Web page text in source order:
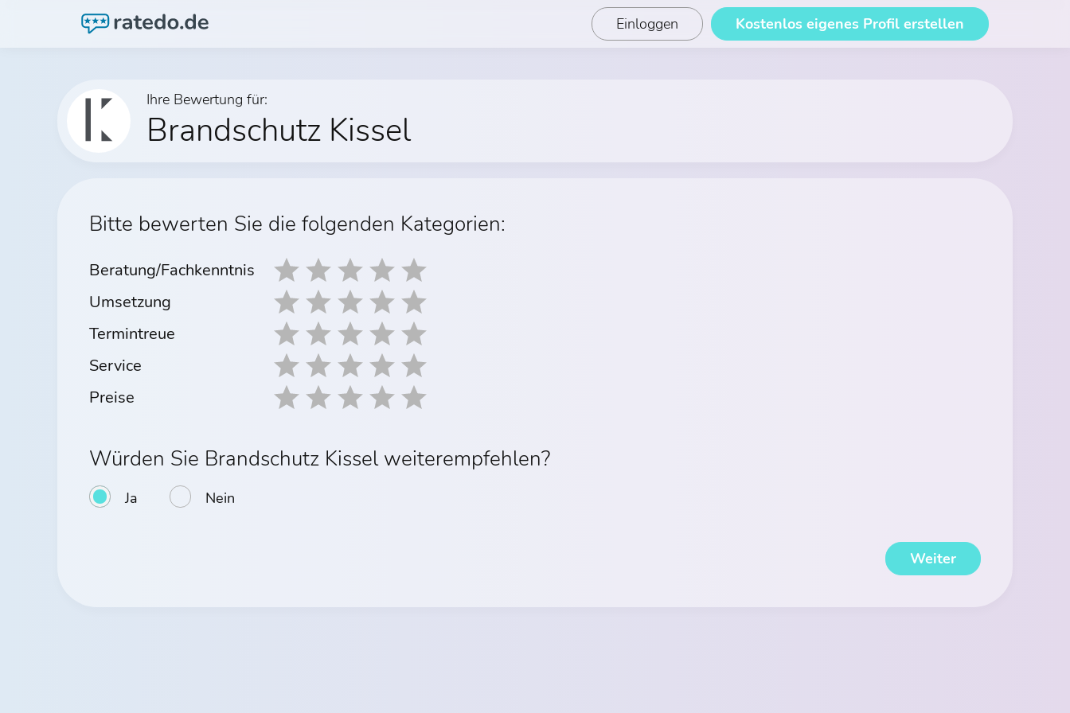
Einloggen Kostenlos eigenes Profil erstellen
Ihre Bewertung für:
Brandschutz Kissel
Bitte bewerten Sie die folgenden Kategorien:
Beratung/Fachkenntnis
Umsetzung
Termintreue
Service
Preise
Würden Sie Brandschutz Kissel weiterempfehlen?
Ja Nein
Weiter